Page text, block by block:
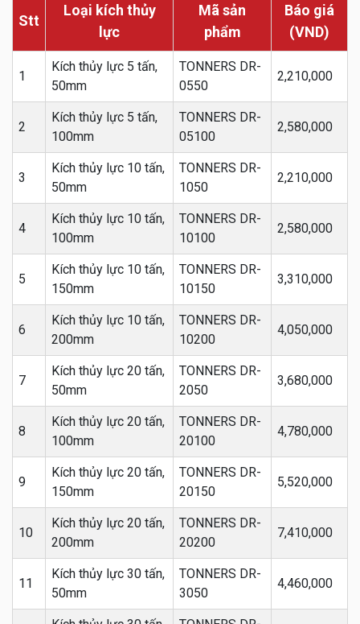
Stt
Loại kích thủy
lực
Mã sản
phẩm
Báo giá
(VND)
1
Kích thủy lực 5 tấn,
50mm
TONNERS DR-
0550
2,210,000
2
Kích thủy lực 5 tấn,
100mm
TONNERS DR-
05100
2,580,000
3
Kích thủy lực 10 tấn,
50mm
TONNERS DR-
1050
2,210,000
4
Kích thủy lực 10 tấn,
100mm
TONNERS DR-
10100
2,580,000
5
Kích thủy lực 10 tấn,
150mm
TONNERS DR-
10150
3,310,000
6
Kích thủy lực 10 tấn,
200mm
TONNERS DR-
10200
4,050,000
7
Kích thủy lực 20 tấn,
50mm
TONNERS DR-
2050
3,680,000
8
Kích thủy lực 20 tấn,
100mm
TONNERS DR-
20100
4,780,000
9
Kích thủy lực 20 tấn,
150mm
TONNERS DR-
20150
5,520,000
10
Kích thủy lực 20 tấn,
200mm
TONNERS DR-
20200
7,410,000
11
Kích thủy lực 30 tấn,
50mm
TONNERS DR-
3050
4,460,000